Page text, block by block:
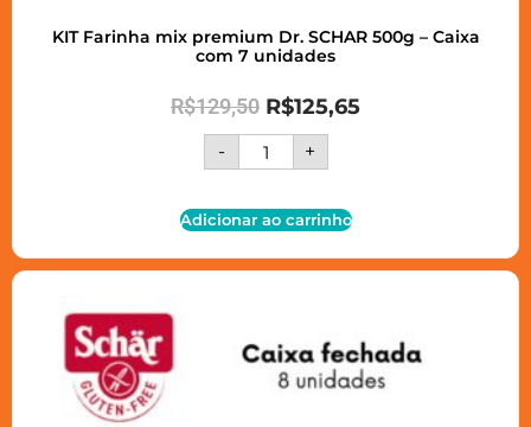
KIT Farinha mix premium Dr. SCHAR 500g – Caixa
com 7 unidades
R$129,50 R$125,65
- +
Adicionar ao carrinho